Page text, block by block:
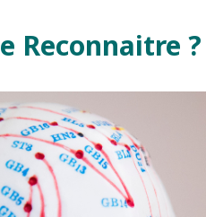
Reconnaitre ?